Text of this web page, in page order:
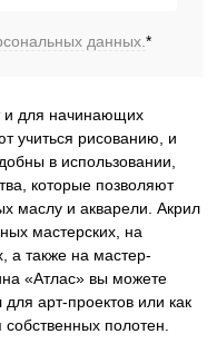
данных.*
и для начинающих
учиться рисованию, и
в использовании,
которые позволяют
маслу и акварели. Акрил
мастерских, на
а также на мастер-
«Атлас» вы можете
для арт-проектов или как
полотен.